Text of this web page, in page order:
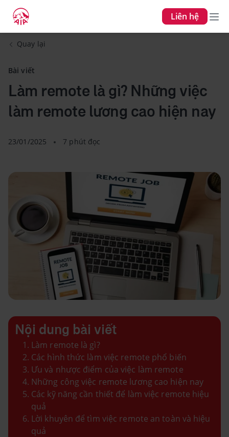
Liên hệ
Quay lại
Bài viết
Làm remote là gì? Những việc
làm remote lương cao hiện nay
23/01/2025 7 phút đọc
Nội dung bài viết
Làm remote là gì?
Các hình thức làm việc remote phổ biến
Ưu và nhược điểm của việc làm remote
Những công việc remote lương cao hiện nay
Các kỹ năng cần thiết để làm việc remote hiệu
quả
Lời khuyên để tìm việc remote an toàn và hiệu
quả